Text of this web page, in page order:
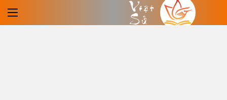
Việt
Sử